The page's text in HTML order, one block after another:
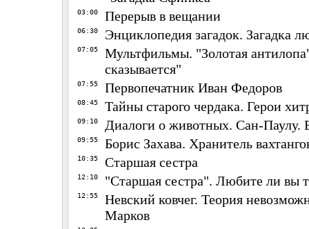
03:00 Перерыв в вещании
06:30 Энциклопедия загадок. Загадка
07:05
Мультфильмы. "Золотая
сказывается"
07:55 Первопечатник Иван Федоров
08:45 Тайны старого чердака. Герои
09:10 Диалоги о животных. Сан-Паулу.
09:55 Борис Захава. Хранитель
10:35 Старшая сестра
12:10 "Старшая сестра". Любите ли вы
12:55
Невский ковчег. Теория
Марков